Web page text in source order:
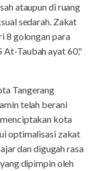
ataupun di ruang
sedarah. Zakat
8 golongan para
At-Taubah ayat 60,"
Tangerang
telah berani
kota
optimalisasi zakat
dan digugah rasa
dipimpin oleh